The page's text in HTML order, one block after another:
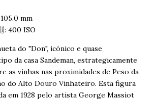
mm
400 ISO
do "Don", icónico e quase
da casa Sandeman, estrategicamente
as vinhas nas proximidades de Peso da
do Alto Douro Vinhateiro. Esta figura
em 1928 pelo artista George Massiot